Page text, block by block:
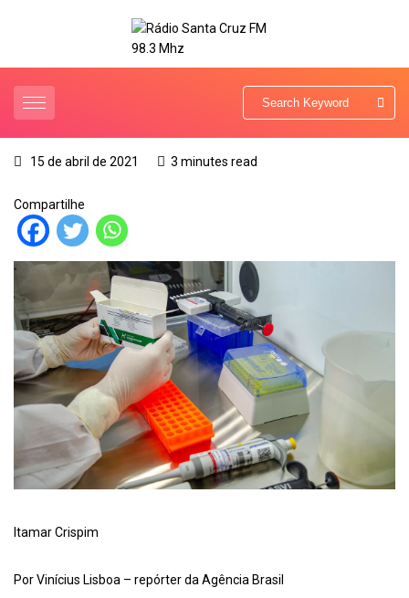
15 de abril de 2021 3 minutes read
Compartilhe
Itamar Crispim
Por Vinícius Lisboa – repórter da Agência Brasil